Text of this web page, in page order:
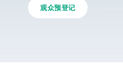
观众预登记